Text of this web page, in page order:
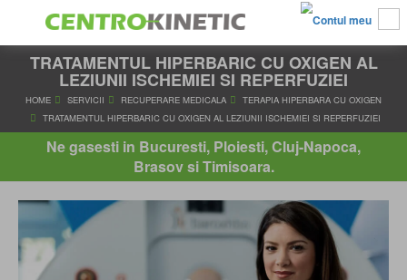
TRATAMENTUL HIPERBARIC CU OXIGEN AL
LEZIUNII ISCHEMIEI SI REPERFUZIEI
HOME SERVICII RECUPERARE MEDICALA
TERAPIA
TRATAMENTUL HIPERBARIC CU OXIGEN AL LEZIUNII ISCHEMIEI SI
Ne gasesti in Bucuresti, Ploiesti, Cluj-Napoca,
Brasov si Timisoara.